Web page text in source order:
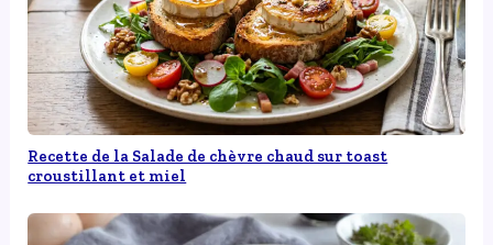
Recette de la Salade de chèvre chaud sur toast
croustillant et miel